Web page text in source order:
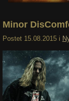
Søk
Minor
Postet 15.08.2015 i